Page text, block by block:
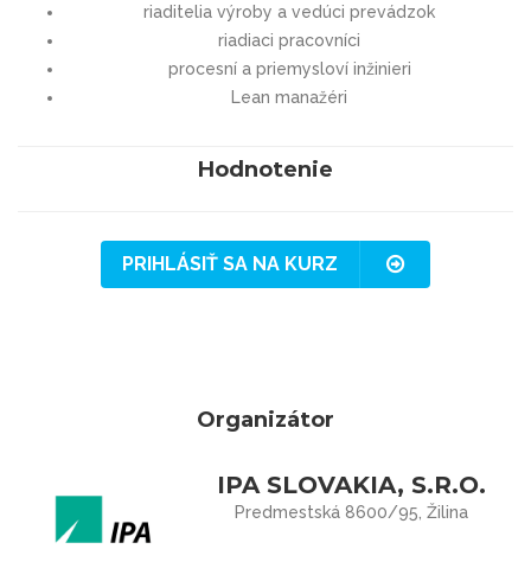
riaditelia výroby a vedúci prevádzok
riadiaci pracovníci
procesní a priemysloví inžinieri
Lean manažéri
Hodnotenie
PRIHLÁSIŤ SA NA KURZ
Organizátor
IPA SLOVAKIA, S.R.O.
Predmestská 8600/95, Žilina